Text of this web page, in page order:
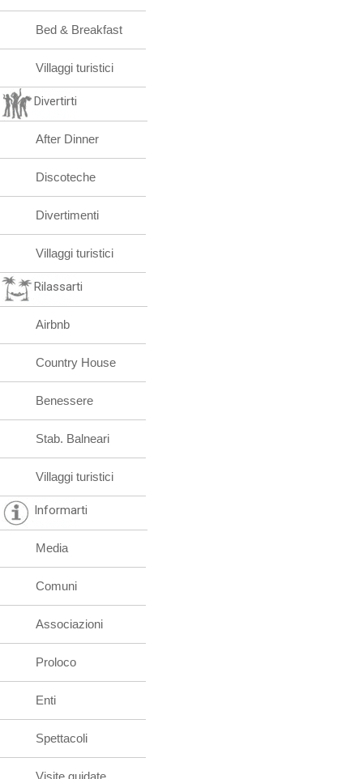
Bed & Breakfast
Villaggi turistici
Divertirti
After Dinner
Discoteche
Divertimenti
Villaggi turistici
Rilassarti
Airbnb
Country House
Benessere
Stab. Balneari
Villaggi turistici
Informarti
Media
Comuni
Associazioni
Proloco
Enti
Spettacoli
Visite guidate